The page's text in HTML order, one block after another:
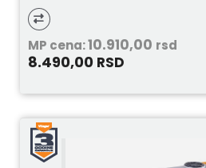
MP cena:10.910,00 rsd
8.490,00 RSD